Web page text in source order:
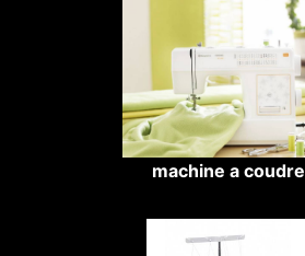
machine a coudre